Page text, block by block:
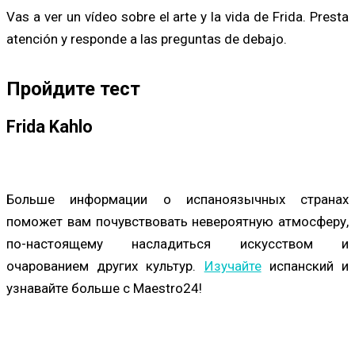
Vas a ver un vídeo sobre el arte y la vida de Frida. Presta
atención y responde a las preguntas de debajo.
Пройдите тест
Frida Kahlo
Больше информации о испаноязычных странах
поможет вам почувствовать невероятную атмосферу,
по-настоящему насладиться искусством и
очарованием других культур.
Изучайтеиспанский и
узнавайте больше с Maestro24!